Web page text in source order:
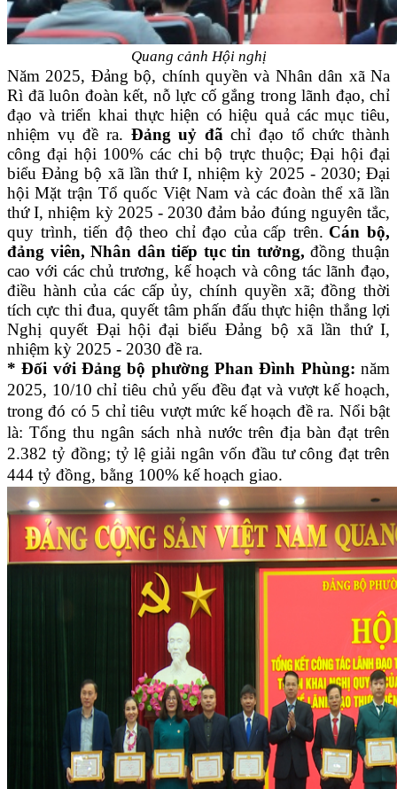
Quang cảnh Hội nghị
Năm 2025, Đảng bộ, chính quyền và Nhân dân xã Na
Rì đã luôn đoàn kết, nỗ lực cố gắng trong lãnh đạo, chỉ
đạo và triển khai thực hiện có hiệu quả các mục tiêu,
nhiệm vụ đề ra. Đảng uỷ đãchỉ đạo tổ chức thành
công đại hội 100% các chi bộ trực thuộc;Đại hội đại
biểu Đảng bộ xã lần thứ I, nhiệm kỳ 2025 - 2030; Đại
hội Mặt trận Tổ quốc Việt Nam và các đoàn thể xã lần
thứ I, nhiệm kỳ 2025 - 2030 đảm bảo đúng nguyên tắc,
quy trình, tiến độ theo chỉ đạo của cấp trên. Cán bộ,
đảng viên, Nhân dân tiếp tục tin tưởng, đồng thuận
cao với các chủ trương, kế hoạch và công tác lãnh đạo,
điều hành của các cấp ủy, chính quyền xã; đồng thời
tích cực thi đua, quyết tâm phấn đấu thực hiện thắng lợi
Nghị quyết Đại hội đại biểu Đảng bộ xã lần thứ I,
nhiệm kỳ 2025 - 2030 đề ra.
* Đối với Đảng bộ phường Phan Đình Phùng: năm
2025, 10/10 chỉ tiêu chủ yếu đều đạt và vượt kế hoạch,
trong đó có 5 chỉ tiêu vượt mức kế hoạch đề ra. Nổi bật
là: Tổng thu ngân sách nhà nước trên địa bàn đạt trên
2.382 tỷ đồng; tỷ lệ giải ngân vốn đầu tư công đạt trên
444 tỷ đồng, bằng 100% kế hoạch giao.